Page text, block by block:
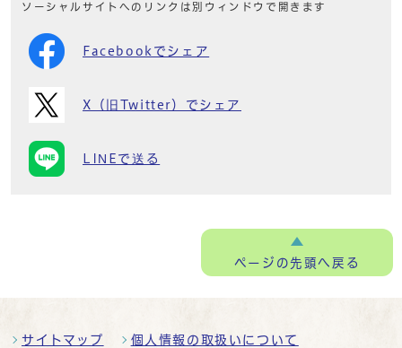
ソーシャルサイトへのリンクは別ウィンドウで開きます
Facebookでシェア
X（旧Twitter）でシェア
LINEで送る
ページの先頭へ戻る
サイトマップ 個人情報の取扱いについて